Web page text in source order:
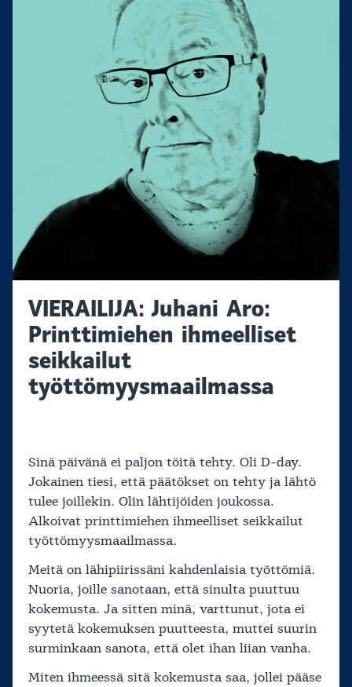
VIERAILIJA: Juhani Aro:
Printtimiehen ihmeelliset
seikkailut
työttömyysmaailmassa
Sinä päivänä ei paljon töitä tehty. Oli D-day.
Jokainen tiesi, että päätökset on tehty ja lähtö
tulee joillekin. Olin lähtijöiden joukossa.
Alkoivat printtimiehen ihmeelliset seikkailut
työttömyysmaailmassa.
Meitä on lähipiirissäni kahdenlaisia työttömiä.
Nuoria, joille sanotaan, että sinulta puuttuu
kokemusta. Ja sitten minä, varttunut, jota ei
syytetä kokemuksen puutteesta, muttei suurin
surminkaan sanota, että olet ihan liian vanha.
Miten ihmeessä sitä kokemusta saa, jollei pääse